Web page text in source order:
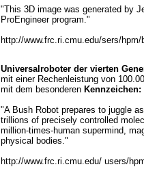
"This 3D image was generated by
ProEngineer program."
http://www.frc.ri.cmu.edu/sers/
Universalroboter der vierten
mit einer Rechenleistung von
mit dem besonderen Kennzeichen:
"A Bush Robot prepares to juggle
trillions of precisely controlled
million-times-human supermind,
physical bodies."
http://www.frc.ri.cmu.edu/ users/